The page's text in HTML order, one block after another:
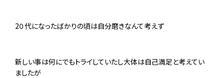
2０代になったばかりの頃は自分磨きなんて考えず
新しい事は何にでもトライしていたし大体は自己満足と考えてい
ましたが